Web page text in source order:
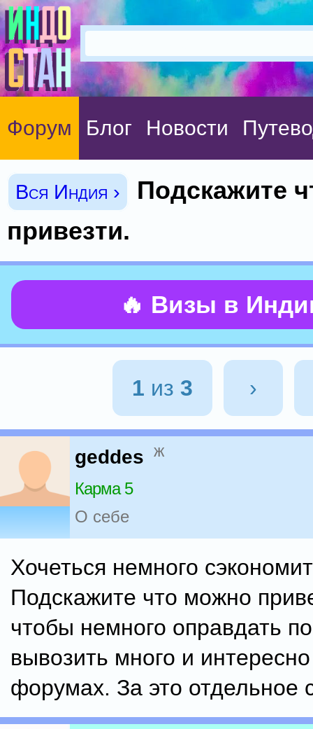
Форум Блог Новости
Вся Индия ›
Подскажите
привезти.
🔥 Визы в
1 из 3 ›
geddes ж
Карма 5
О себе
Хочеться немного
Подскажите что можно
чтобы немного оправдать
вывозить много и
форумах. За это отдельное